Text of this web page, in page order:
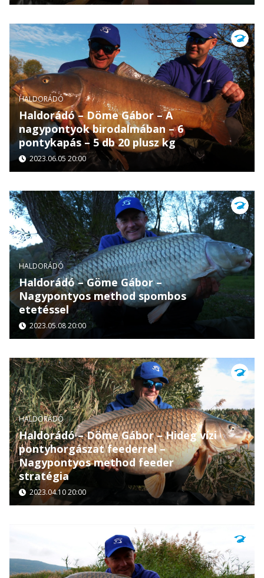
HALDORÁDÓ
Haldorádó – Döme Gábor – A
nagypontyok birodalmában – 6
pontykapás – 5 db 20 plusz kg
2023.06.05 20:00
HALDORÁDÓ
Haldorádó – Göme Gábor –
Nagypontyos method spombos
etetéssel
2023.05.08 20:00
HALDORÁDÓ
Haldorádó – Döme Gábor – Hideg vízi
pontyhorgászat feederrel –
Nagypontyos method feeder
stratégia
2023.04.10 20:00